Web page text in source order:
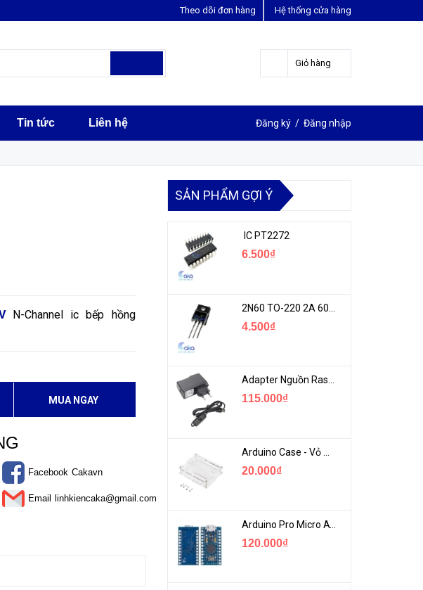
Hệ thống cửa hàng
Theo dõi đơn hàng
Giỏ hàng
Tin tức Liên hệ Đăng ký / Đăng nhập
N-Channel ic bếp hồng
MUA NGAY
Facebook Cakavn
Email linhkiencaka@gmail.com
MUA NGAY LIÊN HỆ ĐẶT HÀNG
SẢN PHẨM GỢI Ý
IC PT2272
6.500₫
4.500₫
Adapter Nguồn Raspberry 5V 2.5A - USB Micro Có Công Tắc
115.000₫
20.000₫
Arduino Pro Micro ATmega32U4 USB Mini
120.000₫